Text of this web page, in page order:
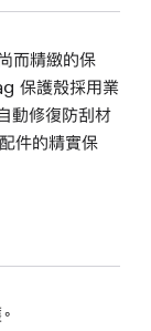
而精緻的保
保護殼採用業
動修復防刮材
件的精實保